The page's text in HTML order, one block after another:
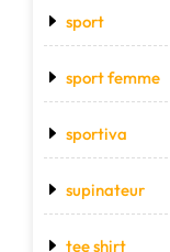
sport
sport femme
sportiva
supinateur
tee shirt